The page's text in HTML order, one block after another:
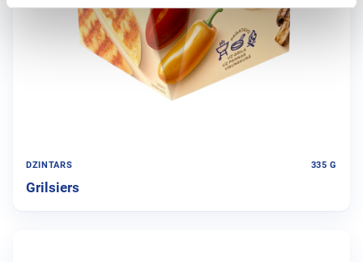
DZINTARS 335 G
Grilsiers